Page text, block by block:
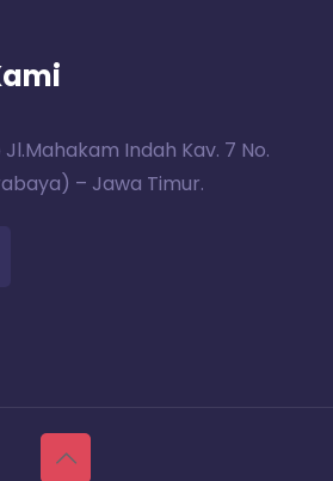
Indah Kav. 7 No.
– Jawa Timur.